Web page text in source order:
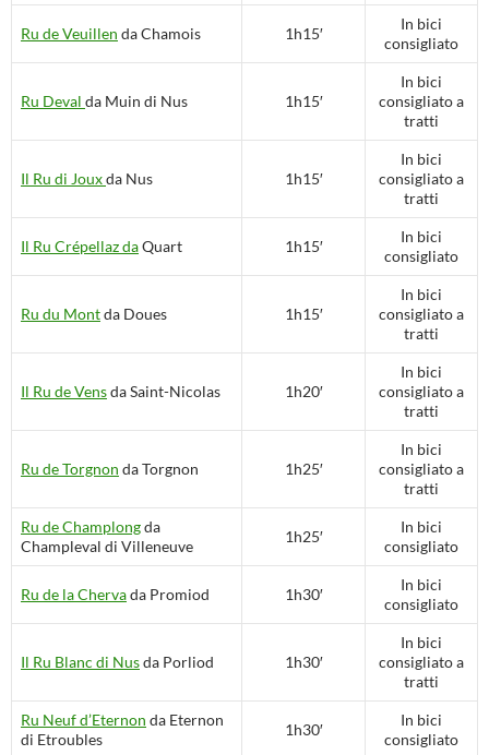
Ru de Veuillen da Chamois 1h15′
In bici
consigliato
Ru Deval da Muin di Nus 1h15′
In bici
consigliato a
tratti
Il Ru di Jouxda Nus 1h15′
In bici
consigliato a
tratti
Il Ru Crépellaz daQuart 1h15′
In bici
consigliato
Ru du Montda Doues 1h15′
In bici
consigliato a
tratti
Il Ru de Vensda Saint-Nicolas 1h20′
In bici
consigliato a
tratti
Ru de Torgnon da Torgnon 1h25′
In bici
consigliato a
tratti
Ru de Champlongda
Champleval di Villeneuve
1h25′
In bici
consigliato
Ru de la Chervada Promiod 1h30′
In bici
consigliato
Il Ru Blanc di Nusda Porliod 1h30′
In bici
consigliato a
tratti
Ru Neuf d’Eternon da Eternon
di Etroubles
1h30′
In bici
consigliato